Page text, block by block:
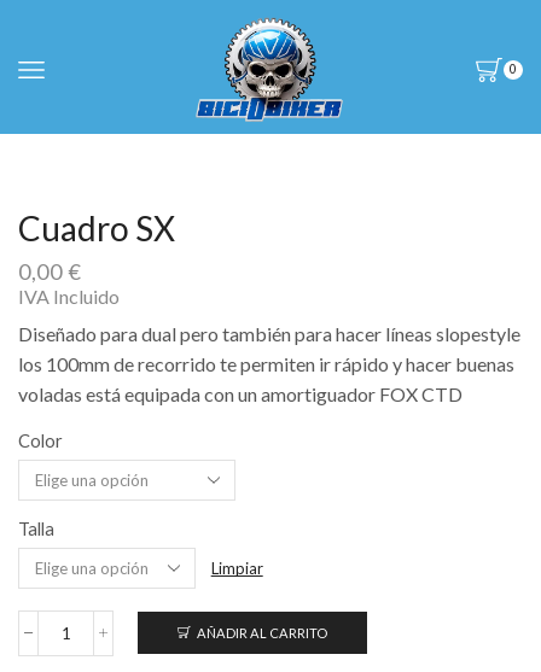
0
Cuadro SX
0,00€
IVA Incluido
Diseñado para dual pero también para hacer líneas slopestyle
los 100mm de recorrido te permiten ir rápido y hacer buenas
voladas está equipada con un amortiguador FOX CTD
Color
Talla
Limpiar
Cuadro
AÑADIR AL CARRITO